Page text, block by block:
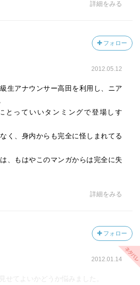
詳細をみる
フォロー
2012.05.12
生アナウンサー高田を利用し、ニア
とっていいタンミングで登場しす
く、身内からも完全に怪しまれてる
、もはやこのマンガからは完全に失
詳細をみる
フォロー
2012.01.14
せてよいかどうか悩みました。